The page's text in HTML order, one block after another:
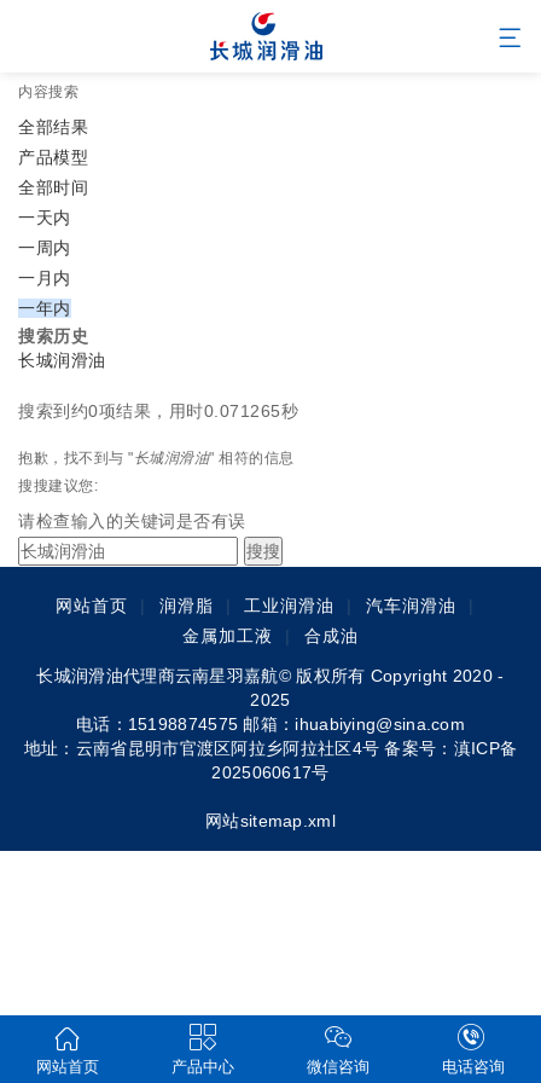
内容搜索
全部结果
产品模型
全部时间
一天内
一周内
一月内
一年内
搜索历史
长城润滑油
搜索到约0项结果，用时0.071265秒
抱歉，找不到与 "长城润滑油" 相符的信息
搜搜建议您:
请检查输入的关键词是否有误
网站首页 | 润滑脂 | 工业润滑油 | 汽车润滑油
|
金属加工液
| 合成油
长城润滑油代理商云南星羽嘉航© 版权所有 Copyright 2020 -
2025
电话：15198874575 邮箱：ihuabiying@sina.com
地址：云南省昆明市官渡区阿拉乡阿拉社区4号 备案号： 滇ICP备
2025060617号
网站sitemap.xml
网站首页 产品中心 微信咨询 电话咨询